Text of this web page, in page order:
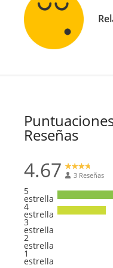
Reseñas
4.67 3 Reseñas
5
estrella
4
estrella
3
estrella
2
estrella
1
estrella